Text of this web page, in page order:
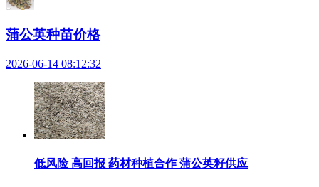
蒲公英种苗价格
2026-06-14 08:12:32
低风险 高回报 药材种植合作 蒲公英籽供应